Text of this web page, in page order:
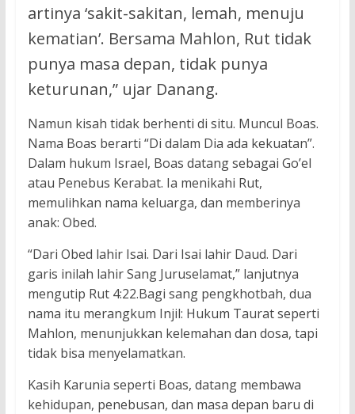
artinya ‘sakit-sakitan, lemah, menuju
kematian’. Bersama Mahlon, Rut tidak
punya masa depan, tidak punya
keturunan,” ujar Danang.
Namun kisah tidak berhenti di situ. Muncul Boas.
Nama Boas berarti “Di dalam Dia ada kekuatan”.
Dalam hukum Israel, Boas datang sebagai Go’el
atau Penebus Kerabat. Ia menikahi Rut,
memulihkan nama keluarga, dan memberinya
anak: Obed.
“Dari Obed lahir Isai. Dari Isai lahir Daud. Dari
garis inilah lahir Sang Juruselamat,” lanjutnya
mengutip Rut 4:22.Bagi sang pengkhotbah, dua
nama itu merangkum Injil: Hukum Taurat seperti
Mahlon, menunjukkan kelemahan dan dosa, tapi
tidak bisa menyelamatkan.
Kasih Karunia seperti Boas, datang membawa
kehidupan, penebusan, dan masa depan baru di